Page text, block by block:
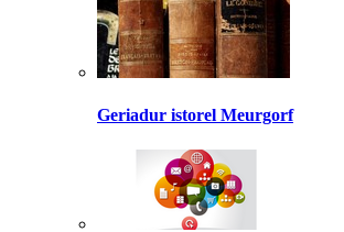
Geriadur istorel Meurgorf